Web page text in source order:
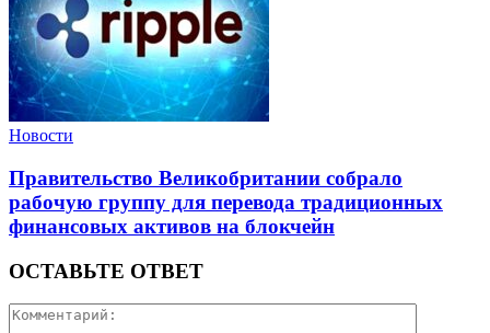
Новости
Правительство Великобритании собрало
рабочую группу для перевода традиционных
финансовых активов на блокчейн
ОСТАВЬТЕ ОТВЕТ